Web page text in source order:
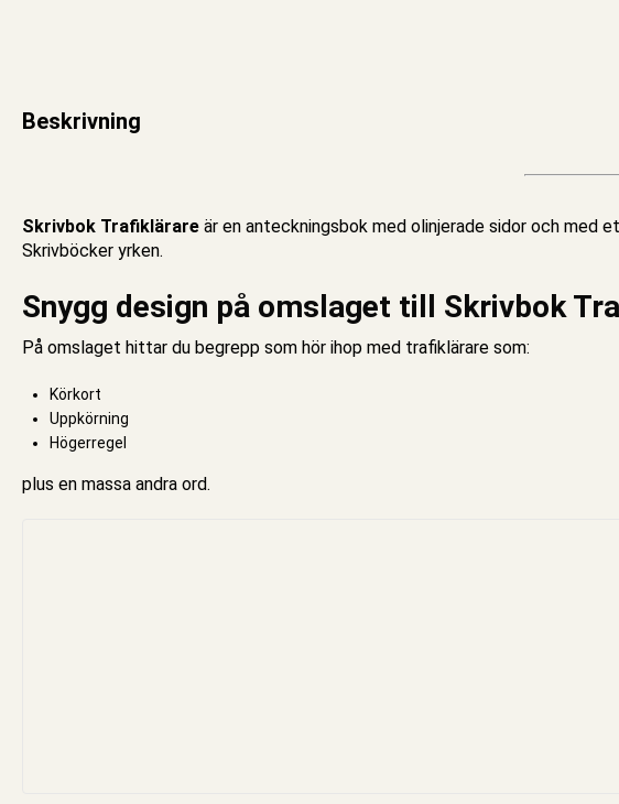
Beskrivning
Skrivbok Trafiklärare är en anteckningsbok med olinjerade sidor och med
Skrivböcker yrken.
Snygg design på omslaget till Skrivbok
På omslaget hittar du begrepp som hör ihop med trafiklärare som:
Körkort
Uppkörning
Högerregel
plus en massa andra ord.